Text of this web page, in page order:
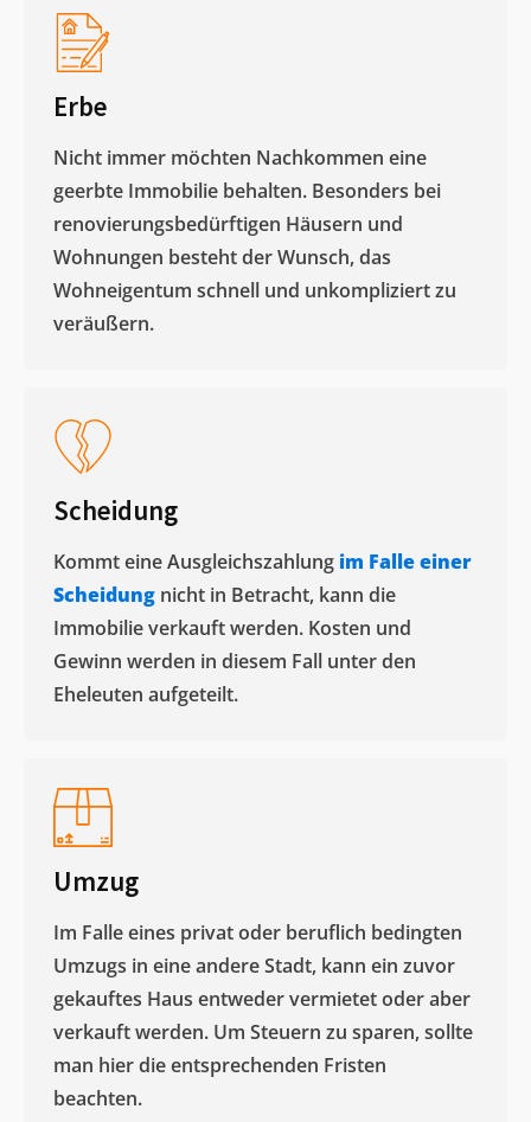
Erbe
Nicht immer möchten Nachkommen eine
geerbte Immobilie behalten. Besonders bei
renovierungsbedürftigen Häusern und
Wohnungen besteht der Wunsch, das
Wohneigentum schnell und unkompliziert zu
veräußern. ​
Scheidung
Kommt eine Ausgleichszahlung im Falle einer
Scheidung nicht in Betracht, kann die
Immobilie verkauft werden. Kosten und
Gewinn werden in diesem Fall unter den
Eheleuten aufgeteilt.​
Umzug
Im Falle eines privat oder beruflich bedingten
Umzugs in eine andere Stadt, kann ein zuvor
gekauftes Haus entweder vermietet oder aber
verkauft werden. Um Steuern zu sparen, sollte
man hier die entsprechenden Fristen
beachten.